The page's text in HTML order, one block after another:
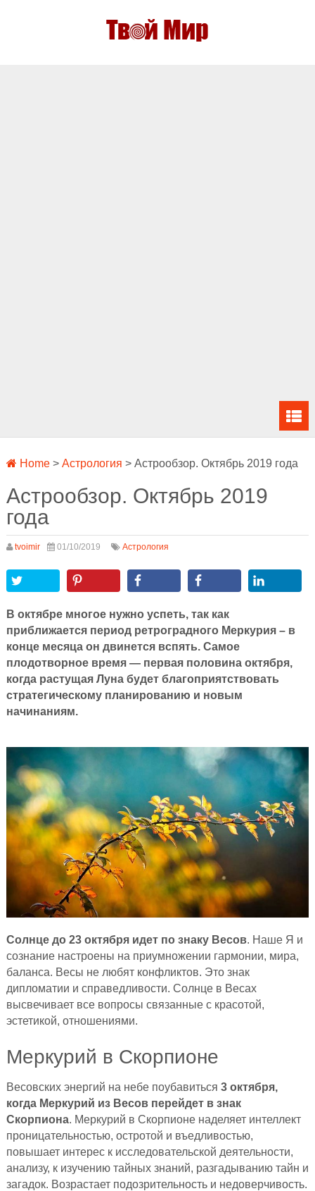
Home> Астрология > Астрообзор. Октябрь 2019 года
Астрообзор. Октябрь 2019
года
tvoimir 01/10/2019 Астрология
В октябре многое нужно успеть, так как
приближается период ретроградного Меркурия – в
конце месяца он двинется вспять. Самое
плодотворное время — первая половина октября,
когда растущая Луна будет благоприятствовать
стратегическому планированию и новым
начинаниям.
Солнце до 23 октября идет по знаку Весов. Наше Я и
сознание настроены на приумножении гармонии, мира,
баланса. Весы не любят конфликтов. Это знак
дипломатии и справедливости. Солнце в Весах
высвечивает все вопросы связанные с красотой,
эстетикой, отношениями.
Меркурий в Скорпионе
Весовских энергий на небе поубавиться 3 октября,
когда Меркурий из Весов перейдет в знак
Скорпиона. Меркурий в Скорпионе наделяет интеллект
проницательностью, остротой и въедливостью,
повышает интерес к исследовательской деятельности,
анализу, к изучению тайных знаний, разгадыванию тайн и
загадок. Возрастает подозрительность и недоверчивость.